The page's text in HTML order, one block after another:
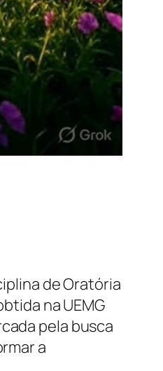
de Oratória
na UEMG
pela busca
a